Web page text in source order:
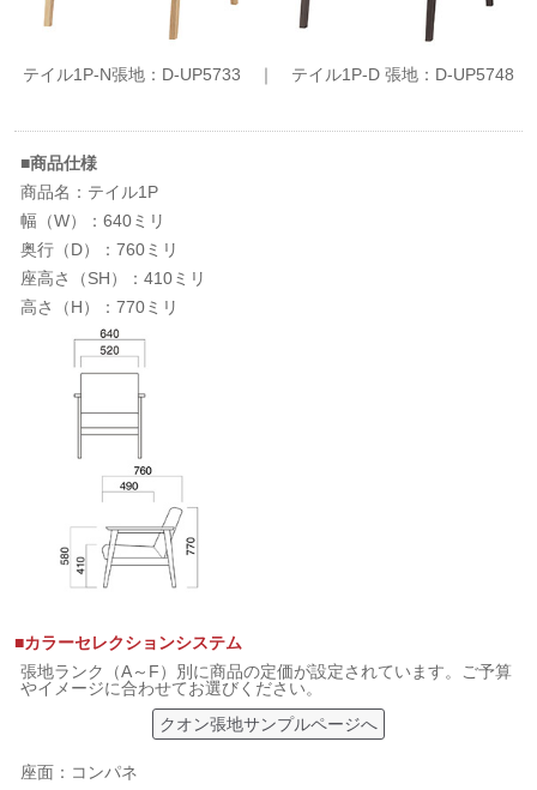
テイル1P-N張地：D-UP5733 ｜ テイル1P-D 張地：D-UP5748
■商品仕様
商品名：テイル1P
幅（W）：640ミリ
奥行（D）：760ミリ
座高さ（SH）：410ミリ
高さ（H）：770ミリ
■カラーセレクションシステム
張地ランク（A～F）別に商品の定価が設定されています。ご予算
やイメージに合わせてお選びください。
クオン張地サンプルページへ
座面：コンパネ